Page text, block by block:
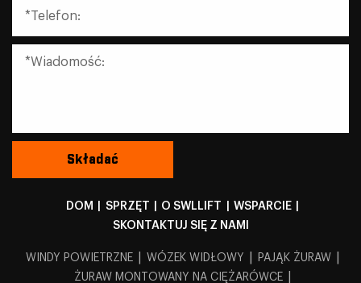
DOM SPRZĘT O SWLLIFT WSPARCIE
SKONTAKTUJ SIĘ Z NAMI
WINDY POWIETRZNE WÓZEK WIDŁOWY PAJĄK ŻURAW
ŻURAW MONTOWANY NA CIĘŻARÓWCE